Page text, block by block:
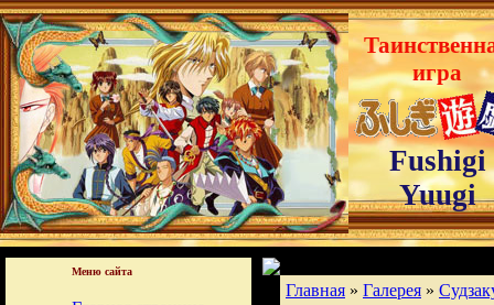
игра
Fushigi
Yuugi
Меню сайта
Главная » Галерея »